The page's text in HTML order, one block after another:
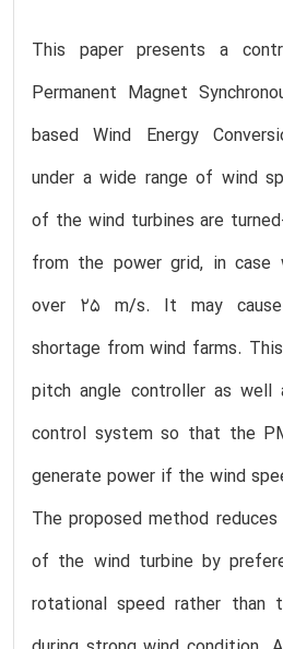
This paper presents a
Permanent Magnet
based Wind Energy
under a wide range of wind
of the wind turbines are
from the power grid, in case
over 25 m/s. It may
shortage from wind farms.
pitch angle controller as well
control system so that the
generate power if the wind
The proposed method
of the wind turbine by
rotational speed rather than